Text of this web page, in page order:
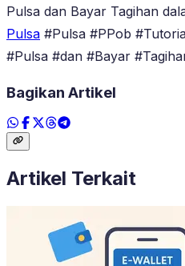
Pulsa dan Bayar Tagihan
Pulsa #Pulsa #PPob
#Pulsa #dan #Bayar
Bagikan Artikel
Artikel Terkait